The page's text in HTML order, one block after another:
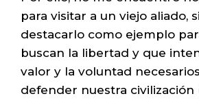
para visitar a un viejo aliado,
destacarlo como ejemplo
buscan la libertad y que
valor y la voluntad
defender nuestra civilización